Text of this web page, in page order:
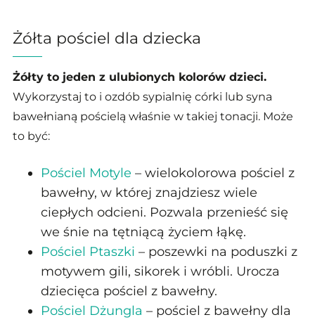
Żółta pościel dla dziecka
Żółty to jeden z ulubionych kolorów dzieci.
Wykorzystaj to i ozdób sypialnię córki lub syna
bawełnianą pościelą właśnie w takiej tonacji. Może
to być:
Pościel Motyle – wielokolorowa pościel z
bawełny, w której znajdziesz wiele
ciepłych odcieni. Pozwala przenieść się
we śnie na tętniącą życiem łąkę.
Pościel Ptaszki – poszewki na poduszki z
motywem gili, sikorek i wróbli. Urocza
dziecięca pościel z bawełny.
Pościel Dżungla – pościel z bawełny dla